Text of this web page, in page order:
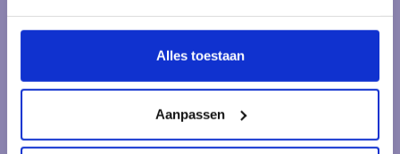
Alles toestaan
Aanpassen
Muntplein 1
3841 EE Harderwijk